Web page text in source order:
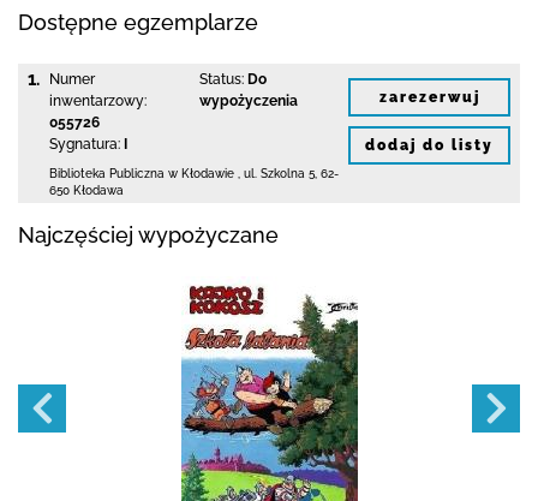
Dostępne egzemplarze
1.
Numer
inwentarzowy:
055726
Sygnatura:
Status: Do
wypożyczenia
Biblioteka Publiczna w Kłodawie ul. Szkolna 5 62-
650 Kłodawa
zarezerwuj
dodaj do listy
Najczęściej wypożyczane